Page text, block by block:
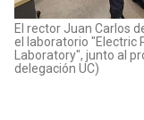
El rector Juan Carlos
el laboratorio "Electric
Laboratory", junto al
delegación UC)